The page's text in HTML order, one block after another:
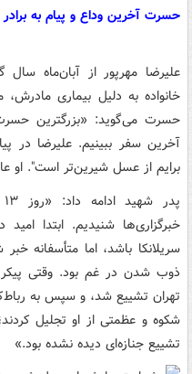
حسرت آخرین وداع و پیام به برادر
علیرضا مهرپور از آبان‌ماه
خانواده به دلیل بیماری
حسرت می‌گوید: «بزرگترین
آخرین سفر ببینیم. علیرضا در
برایم از عسل شیرین‌تر است". او
خبرگزاری‌ها شنیدیم. ابتدا
ذوب شدن در غم بود. وقتی
تهران تشییع شد، و سپس به
شکوه و عظمتی از او تجلیل
تشییع جنازه‌ای دیده نشده بود.»